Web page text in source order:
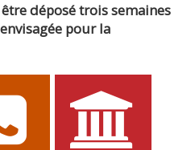
déposé trois semaines
pour la